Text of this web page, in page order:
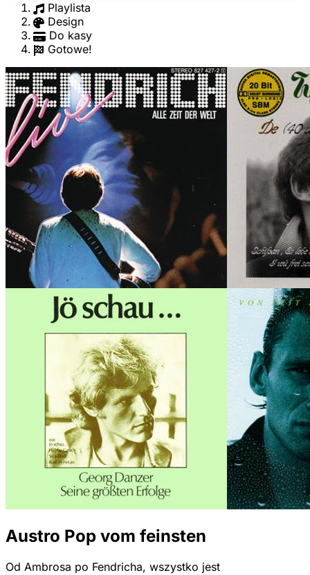
Playlista
Design
Do kasy
Gotowe!
Austro Pop vom feinsten
Od Ambrosa po Fendricha, wszystko jest